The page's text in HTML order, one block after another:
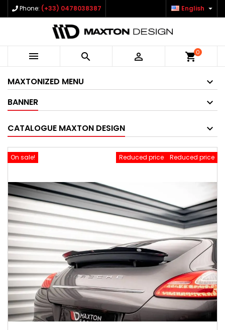
Phone: (+33) 0478038387 English 
   shopping_cart0
MAXTONIZED MENU
BANNER
CATALOGUE MAXTON DESIGN
On sale! Reduced price
Reduced price